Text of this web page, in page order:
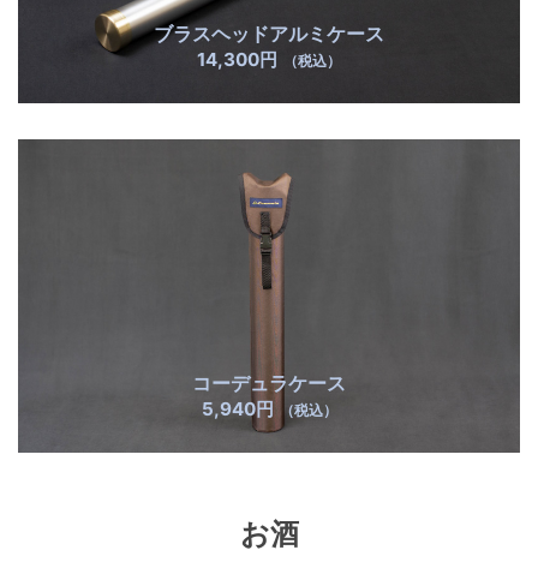
ブラスヘッドアルミケース
14,300円 （税込）
コーデュラケース
5,940円 （税込）
お酒